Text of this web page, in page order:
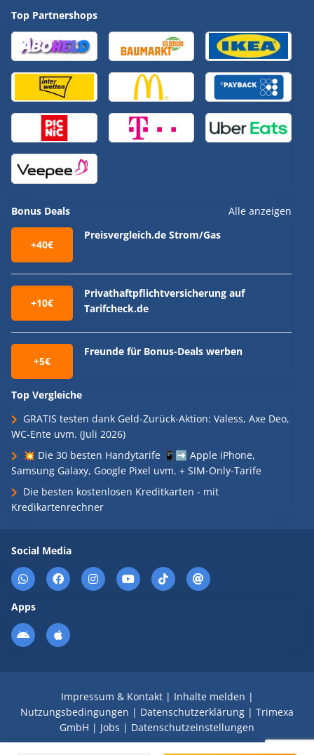
Top Partnershops
Bonus Deals Alle anzeigen
+40€
Preisvergleich.de Strom/Gas
+10€
Privathaftpflichtversicherung auf
Tarifcheck.de
+5€
Freunde für Bonus-Deals werben
Top Vergleiche
GRATIS testen dank Geld-Zurück-Aktion: Valess, Axe Deo,
WC-Ente uvm. (Juli 2026)
💥 Die 30 besten Handytarife 📱➡️ Apple iPhone,
Samsung Galaxy, Google Pixel uvm. + SIM-Only-Tarife
Die besten kostenlosen Kreditkarten - mit
Kredikartenrechner
Social Media
Apps
Impressum & Kontakt| Inhalte melden |
Nutzungsbedingungen | Datenschutzerklärung | Trimexa
GmbH | Jobs | Datenschutzeinstellungen